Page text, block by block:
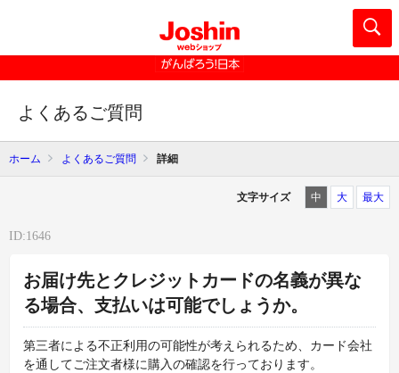
よくあるご質問
ホーム よくあるご質問 詳細
文字サイズ 中 大 最大
ID:1646
お届け先とクレジットカードの名義が異な
る場合、支払いは可能でしょうか。
第三者による不正利用の可能性が考えられるため、カード会社
を通してご注文者様に購入の確認を行っております。